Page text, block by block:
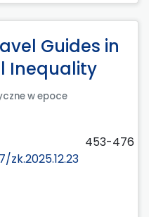
Guides in
Inequality
w epoce
453-476
zk.2025.12.23